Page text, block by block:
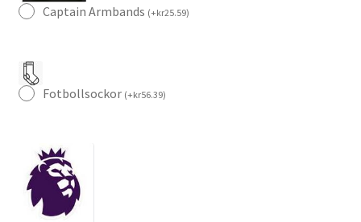
Captain Armbands (+kr25.59)
Fotbollsockor (+kr56.39)